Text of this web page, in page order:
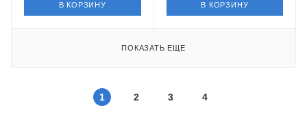
В КОРЗИНУ В КОРЗИНУ
ПОКАЗАТЬ ЕЩЕ
1 2 3 4